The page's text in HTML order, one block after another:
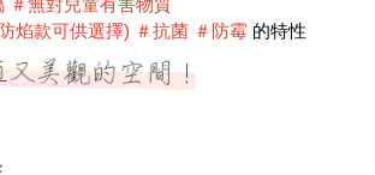
＃無對兒童有害物質
焰款可供選擇) ＃抗菌 ＃防霉 的特性